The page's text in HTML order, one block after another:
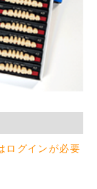
ログインが必要